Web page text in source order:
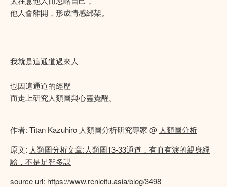
他人會離開，形成情感綁架。
我就是這通道過來人
也因這通道的經歷
而走上研究人類圖與心靈覺醒。
作者: Titan Kazuhiro 人類圖分析研究專家 @ 人類圖分析
原文: 人類圖分析文章:人類圖13-33通道，有血有淚的親身經
驗，不是足智多謀
source url: https://www.renleitu.asia/blog/3498